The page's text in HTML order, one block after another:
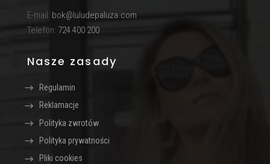
E-mail: bok@luludepaluza.com
Telefon: 724 400 200
Nasze zasady
Regulamin
Reklamacje
Polityka zwrotów
Polityka prywatności
Pliki cookies